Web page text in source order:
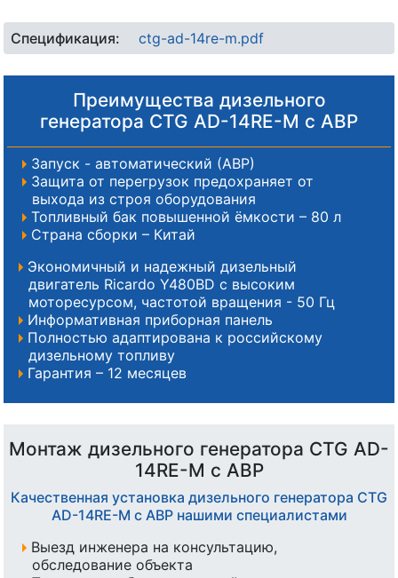
Спецификация: ctg-ad-14re-m.pdf
Преимущества дизельного
генератора CTG AD-14RE-M с АВР
Запуск - автоматический (АВР)
Защита от перегрузок предохраняет от
выхода из строя оборудования
Топливный бак повышенной ёмкости – 80 л
Страна сборки – Китай
Экономичный и надежный дизельный
двигатель Ricardo Y480BD с высоким
моторесурсом, частотой вращения - 50 Гц
Информативная приборная панель
Полностью адаптирована к российскому
дизельному топливу
Гарантия – 12 месяцев
Монтаж дизельного генератора CTG AD-
14RE-M с АВР
Качественная установка дизельного генератора CTG
AD-14RE-M с АВР нашими специалистами
Выезд инженера на консультацию,
обследование объекта